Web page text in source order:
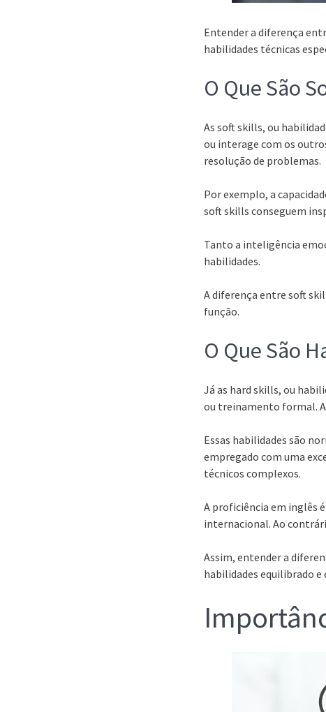
Entender a diferença
habilidades técnicas
O Que São
As soft skills, ou
ou interage com os
resolução de problemas.
Por exemplo, a
soft skills conseguem
Tanto a inteligência
habilidades.
A diferença entre soft
função.
O Que São
Já as hard skills, ou
ou treinamento formal.
Essas habilidades são
empregado com uma
técnicos complexos.
A proficiência em inglês
internacional. Ao
Assim, entender a
habilidades equilibrado e